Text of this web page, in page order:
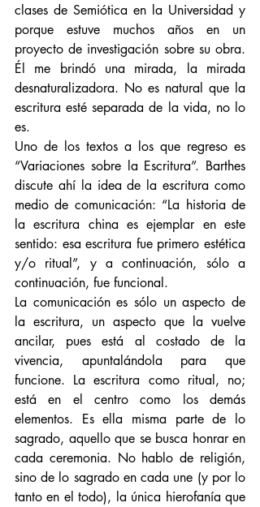
clases de Semiótica en la Universidad y
porque estuve muchos años en un
proyecto de investigación sobre su obra.
Él me brindó una mirada, la mirada
desnaturalizadora. No es natural que la
escritura esté separada de la vida, no lo
es.
Uno de los textos a los que regreso es
“Variaciones sobre la Escritura”. Barthes
discute ahí la idea de la escritura como
medio de comunicación: “La historia de
la escritura china es ejemplar en este
sentido: esa escritura fue primero estética
y/o ritual”, y a continuación, sólo a
continuación, fue funcional.
La comunicación es sólo un aspecto de
la escritura, un aspecto que la vuelve
ancilar, pues está al costado de la
vivencia, apuntalándola para que
funcione. La escritura como ritual, no;
está en el centro como los demás
elementos. Es ella misma parte de lo
sagrado, aquello que se busca honrar en
cada ceremonia. No hablo de religión,
sino de lo sagrado en cada une (y por lo
tanto en el todo), la única hierofanía que